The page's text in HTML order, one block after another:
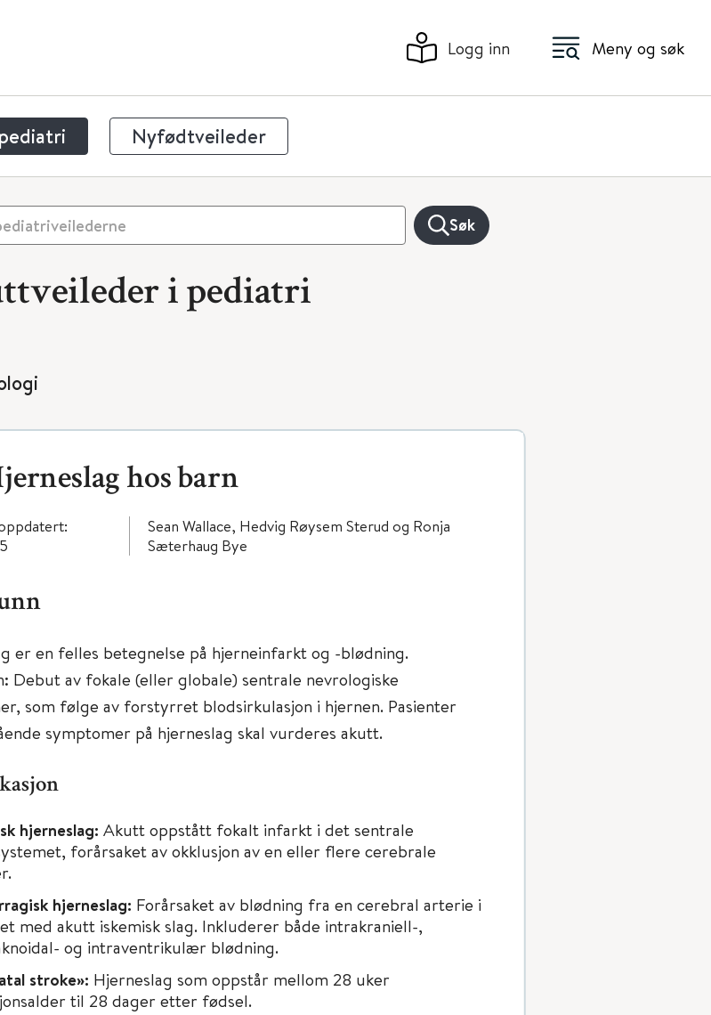
Logg inn Meny og søk
Nyfødtveileder
Søk
i pediatri
hos barn
Sean Wallace, Hedvig Røysem Sterud og Ronja
Sæterhaug Bye
er en felles betegnelse på hjerneinfarkt og -blødning.
Debut av fokale (eller globale) sentrale nevrologiske
som følge av forstyrret blodsirkulasjon i hjernen. Pasienter
symptomer på hjerneslag skal vurderes akutt.
hjerneslag: Akutt oppstått fokalt infarkt i det sentrale
forårsaket av okklusjon av en eller flere cerebrale
hjerneslag: Forårsaket av blødning fra en cerebral arterie i
med akutt iskemisk slag. Inkluderer både intrakraniell-,
og intraventrikulær blødning.
stroke»: Hjerneslag som oppstår mellom 28 uker
til 28 dager etter fødsel.